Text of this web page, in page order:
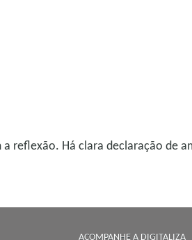
reflexão. Há clara declaração de
ACOMPANHE A DIGITALIZA